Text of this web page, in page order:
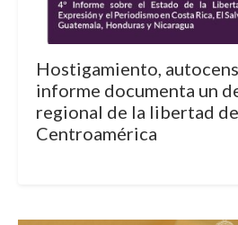
Hostigamiento,
informe documenta un
regional de la libertad
Centroamérica